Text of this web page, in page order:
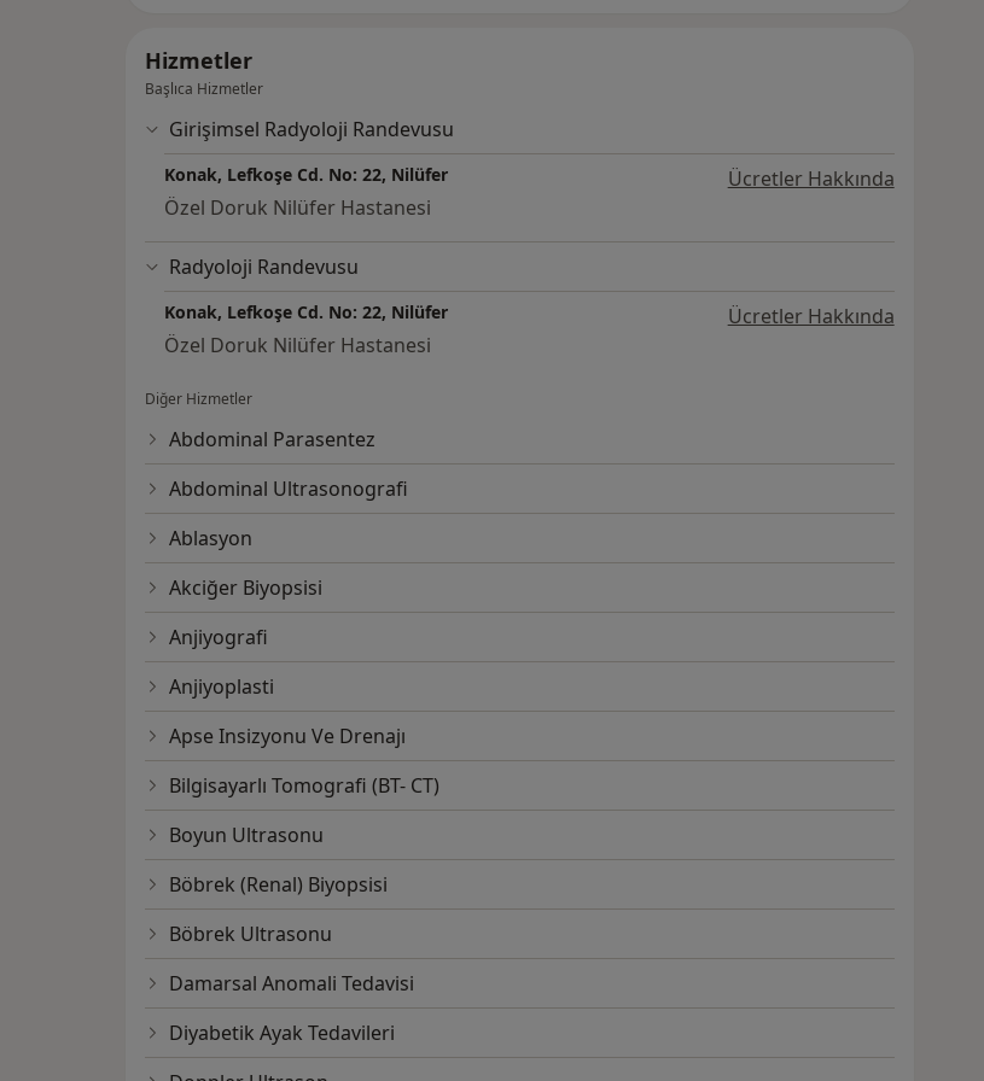
Hizmetler
Başlıca Hizmetler
Girişimsel Radyoloji Randevusu
Konak, Lefkoşe Cd. No: 22, Nilüfer
Ücretler Hakkında
Özel Doruk Nilüfer Hastanesi
Radyoloji Randevusu
Konak, Lefkoşe Cd. No: 22, Nilüfer
Ücretler Hakkında
Özel Doruk Nilüfer Hastanesi
Diğer Hizmetler
Abdominal Parasentez
Abdominal Ultrasonografi
Ablasyon
Akciğer Biyopsisi
Anjiyografi
Anjiyoplasti
Apse Insizyonu Ve Drenajı
Bilgisayarlı Tomografi (BT- CT)
Boyun Ultrasonu
Böbrek (Renal) Biyopsisi
Böbrek Ultrasonu
Damarsal Anomali Tedavisi
Diyabetik Ayak Tedavileri